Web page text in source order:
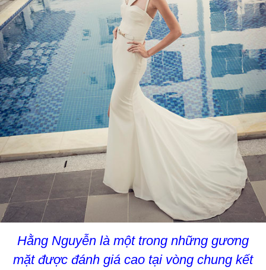
Hằng Nguyễn là một trong những gương
mặt được đánh giá cao tại vòng chung kết